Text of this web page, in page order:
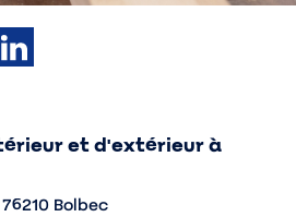
et d'extérieur à
Bolbec